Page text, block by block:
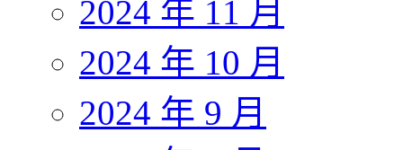
2024 年 11 月
2024 年 10 月
2024 年 9 月